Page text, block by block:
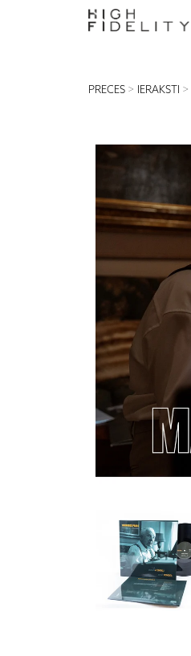
PRECES > IERAKSTI >